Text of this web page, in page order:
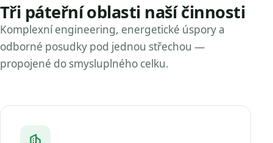
Tři páteřní oblasti naší činnosti
Komplexní engineering, energetické úspory a
odborné posudky pod jednou střechou —
propojené do smysluplného celku.